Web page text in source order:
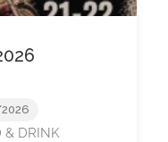
& DRINK